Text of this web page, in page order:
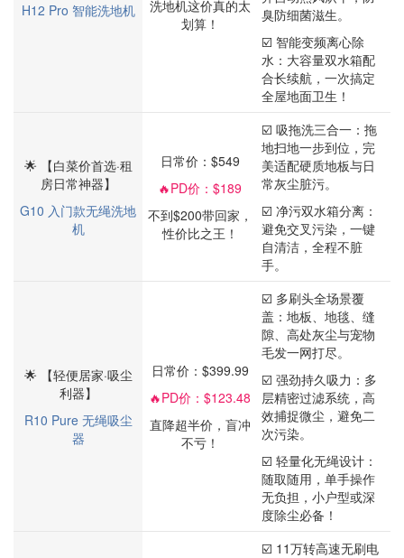
H12 Pro 智能洗地机
洗地机这价真的太
划算！
臭防细菌滋生。
☑️ 智能变频离心除
水：大容量双水箱配
合长续航，一次搞定
全屋地面卫生！
🌟 【白菜价首选·租
房日常神器】
G10 入门款无绳洗地
机
日常价：$549
🔥PD价：$189
不到$200带回家，
性价比之王！
☑️ 吸拖洗三合一：拖
地扫地一步到位，完
美适配硬质地板与日
常灰尘脏污。
☑️ 净污双水箱分离：
避免交叉污染，一键
自清洁，全程不脏
手。
🌟 【轻便居家·吸尘
利器】
R10 Pure 无绳吸尘
器
日常价：$399.99
🔥PD价：$123.48
直降超半价，盲冲
不亏！
☑️ 多刷头全场景覆
盖：地板、地毯、缝
隙、高处灰尘与宠物
毛发一网打尽。
☑️ 强劲持久吸力：多
层精密过滤系统，高
效捕捉微尘，避免二
次污染。
☑️ 轻量化无绳设计：
随取随用，单手操作
无负担，小户型或深
度除尘必备！
☑️ 11万转高速无刷电